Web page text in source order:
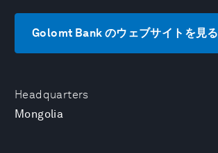
Headquarters
Mongolia
Golomt Bank のウェブサイトを見る